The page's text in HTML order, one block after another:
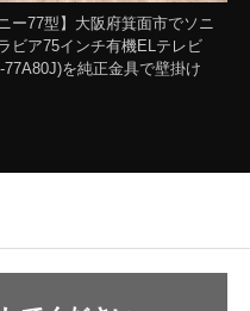
ニー77型】大阪府箕面市でソニ
ビア75インチ有機ELテレビ
77A80J)を純正金具で壁掛け